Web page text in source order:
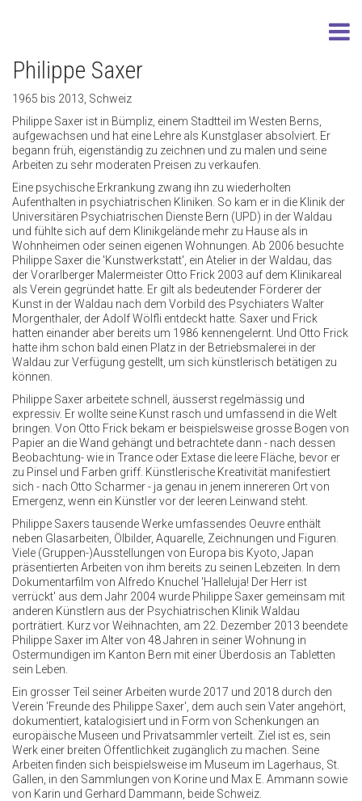
Philippe Saxer
1965 bis 2013, Schweiz
Philippe Saxer ist in Bümpliz, einem Stadtteil im Westen Berns,
aufgewachsen und hat eine Lehre als Kunstglaser absolviert. Er
begann früh, eigenständig zu zeichnen und zu malen und seine
Arbeiten zu sehr moderaten Preisen zu verkaufen.
Eine psychische Erkrankung zwang ihn zu wiederholten
Aufenthalten in psychiatrischen Kliniken. So kam er in die Klinik der
Universitären Psychiatrischen Dienste Bern (UPD) in der Waldau
und fühlte sich auf dem Klinikgelände mehr zu Hause als in
Wohnheimen oder seinen eigenen Wohnungen. Ab 2006 besuchte
Philippe Saxer die 'Kunstwerkstatt', ein Atelier in der Waldau, das
der Vorarlberger Malermeister Otto Frick 2003 auf dem Klinikareal
als Verein gegründet hatte. Er gilt als bedeutender Förderer der
Kunst in der Waldau nach dem Vorbild des Psychiaters Walter
Morgenthaler, der Adolf Wölfli entdeckt hatte. Saxer und Frick
hatten einander aber bereits um 1986 kennengelernt. Und Otto Frick
hatte ihm schon bald einen Platz in der Betriebsmalerei in der
Waldau zur Verfügung gestellt, um sich künstlerisch betätigen zu
können.
Philippe Saxer arbeitete schnell, äusserst regelmässig und
expressiv. Er wollte seine Kunst rasch und umfassend in die Welt
bringen. Von Otto Frick bekam er beispielsweise grosse Bogen von
Papier an die Wand gehängt und betrachtete dann - nach dessen
Beobachtung- wie in Trance oder Extase die leere Fläche, bevor er
zu Pinsel und Farben griff. Künstlerische Kreativität manifestiert
sich - nach Otto Scharmer - ja genau in jenem innereren Ort von
Emergenz, wenn ein Künstler vor der leeren Leinwand steht.
Philippe Saxers tausende Werke umfassendes Oeuvre enthält
neben Glasarbeiten, Ölbilder, Aquarelle, Zeichnungen und Figuren.
Viele (Gruppen-)Ausstellungen von Europa bis Kyoto, Japan
präsentierten Arbeiten von ihm bereits zu seinen Lebzeiten. In dem
Dokumentarfilm von Alfredo Knuchel 'Halleluja! Der Herr ist
verrückt' aus dem Jahr 2004 wurde Philippe Saxer gemeinsam mit
anderen Künstlern aus der Psychiatrischen Klinik Waldau
porträtiert. Kurz vor Weihnachten, am 22. Dezember 2013 beendete
Philippe Saxer im Alter von 48 Jahren in seiner Wohnung in
Ostermundigen im Kanton Bern mit einer Überdosis an Tabletten
sein Leben.
Ein grosser Teil seiner Arbeiten wurde 2017 und 2018 durch den
Verein 'Freunde des Philippe Saxer', dem auch sein Vater angehört,
dokumentiert, katalogisiert und in Form von Schenkungen an
europäische Museen und Privatsammler verteilt. Ziel ist es, sein
Werk einer breiten Öffentlichkeit zugänglich zu machen. Seine
Arbeiten finden sich beispielsweise im Museum im Lagerhaus, St.
Gallen, in den Sammlungen von Korine und Max E. Ammann sowie
von Karin und Gerhard Dammann, beide Schweiz.